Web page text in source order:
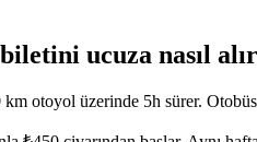
ucuza nasıl
otoyol üzerinde 5h sürer.